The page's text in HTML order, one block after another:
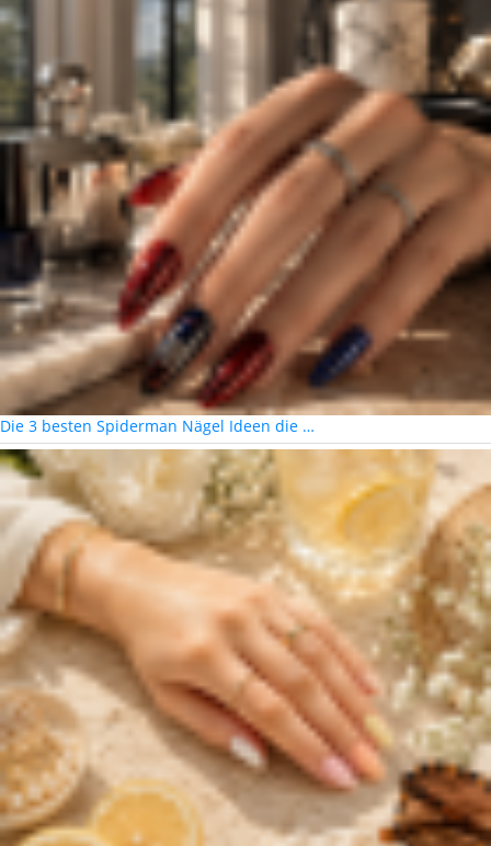
Die 3 besten Spiderman Nägel Ideen die …